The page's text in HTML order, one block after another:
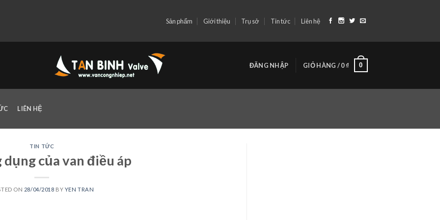
Sản phẩm Giới thiệu Trụ sở Tin tức Liên hệ
ĐĂNG NHẬP GIỎ HÀNG /0₫ 0
LIÊN HỆ
TIN TỨC
dụng của van điều áp
ON 28/04/2018 BY YEN TRAN